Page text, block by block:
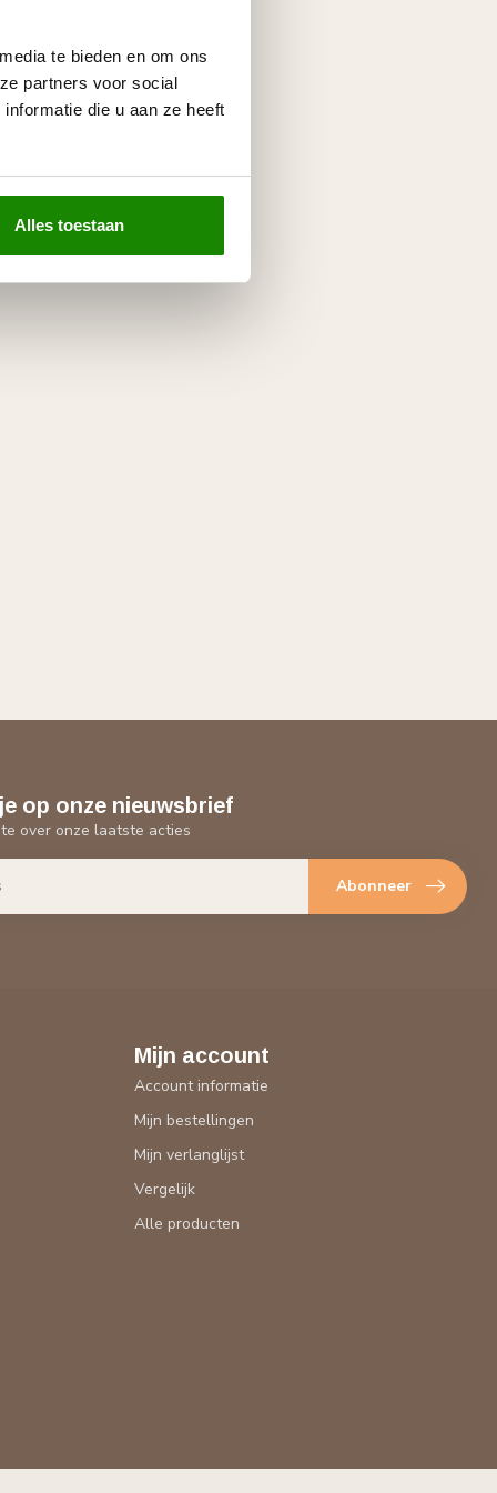
te bieden en om ons
partners voor social
die u aan ze heeft
Alles toestaan
op onze nieuwsbrief
over onze laatste acties
Abonneer
Mijn account
Account informatie
Mijn bestellingen
Mijn verlanglijst
Vergelijk
Alle producten